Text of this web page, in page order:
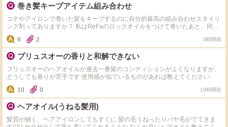
巻き髪キープアイテム組み合わせ
コテやアイロンで巻いた髪をキープするのに自分的最高の組み合わせスタイリ
ング剤ってありますか？ 私はReFaのロックオイルをつけて巻いたあと、同じ
くReFaのロックバームを少し付けるのが今のところ最適なんですけど、ちょ
っと仕上がりが重いのが気になり違うものを探し中です。 そこでみなさんか
ら巻き髪キープに使ってるオススメの組み合わせアイテム(オイル＋スプレー
やスプレー＋バームなどなんでもOK)教えて頂きたいです。 よろしくお願いし
ます。 ※ポイント稼ぎだけの簡易なコメントはお控えください。
6 2 3時間前
プリュスオーの香りと和解できない
プリュスオーのヘアオイルが過去一番髪のコンディションがよくなりますが、
どうしても香りが苦手です 使用感が似ているものがあれば教えてください
10
0 10時間前
ヘアオイル(うねる髪用)
髪質が細く、ヘアアイロンしてもすぐに 髪の毛うねったりパヤ毛がでてきま